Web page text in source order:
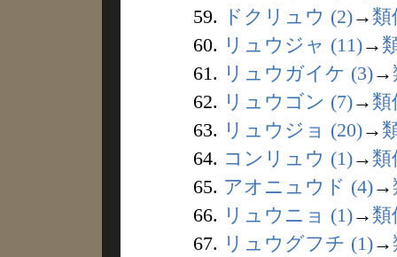
59.
ドクリュウ (2)→ 類
60. リュウジャ (11)→
61. リュウガイケ (3)→
62. リュウゴン (7)→ 類
63. リュウジョ (20)→
64. コンリュウ (1)→ 類
65. アオニュウド (4)→
66. リュウニョ (1)→ 類
67. リュウグフチ (1)→